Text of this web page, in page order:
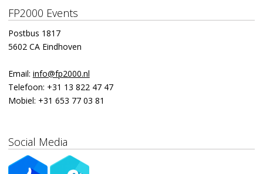
FP2000 Events
Postbus 1817
5602 CA Eindhoven
Email: info@fp2000.nl
Telefoon: +31 13 822 47 47
Mobiel: +31 653 77 03 81
Social Media